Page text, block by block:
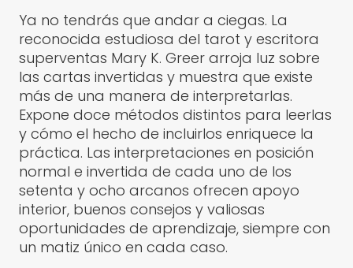
Ya no tendrás que andar a ciegas. La
reconocida estudiosa del tarot y escritora
superventas Mary K. Greer arroja luz sobre
las cartas invertidas y muestra que existe
más de una manera de interpretarlas.
Expone doce métodos distintos para leerlas
y cómo el hecho de incluirlos enriquece la
práctica. Las interpretaciones en posición
normal e invertida de cada uno de los
setenta y ocho arcanos ofrecen apoyo
interior, buenos consejos y valiosas
oportunidades de aprendizaje, siempre con
un matiz único en cada caso.